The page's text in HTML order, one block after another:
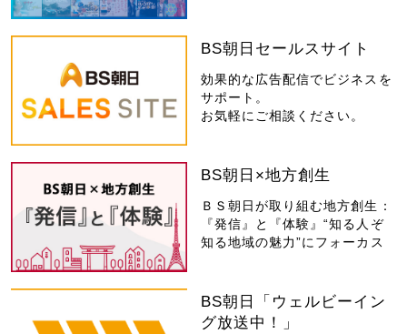
BS朝日セールスサイト
効果的な広告配信でビジネスを
サポート。
お気軽にご相談ください。
BS朝日×地方創生
ＢＳ朝日が取り組む地方創生：
『発信』と『体験』“知る人ぞ
知る地域の魅力”にフォーカス
BS朝日「ウェルビーイン
グ放送中！」